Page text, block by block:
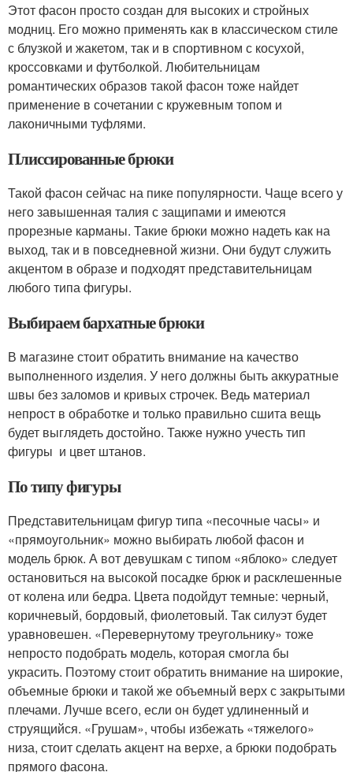
Этот фасон просто создан для высоких и стройных
модниц. Его можно применять как в классическом стиле
с блузкой и жакетом, так и в спортивном с косухой,
кроссовками и футболкой. Любительницам
романтических образов такой фасон тоже найдет
применение в сочетании с кружевным топом и
лаконичными туфлями.
Плиссированные брюки
Такой фасон сейчас на пике популярности. Чаще всего у
него завышенная талия с защипами и имеются
прорезные карманы. Такие брюки можно надеть как на
выход, так и в повседневной жизни. Они будут служить
акцентом в образе и подходят представительницам
любого типа фигуры.
Выбираем бархатные брюки
В магазине стоит обратить внимание на качество
выполненного изделия. У него должны быть аккуратные
швы без заломов и кривых строчек. Ведь материал
непрост в обработке и только правильно сшита вещь
будет выглядеть достойно. Также нужно учесть тип
фигуры и цвет штанов.
По типу фигуры
Представительницам фигур типа «песочные часы» и
«прямоугольник» можно выбирать любой фасон и
модель брюк. А вот девушкам с типом «яблоко» следует
остановиться на высокой посадке брюк и расклешенные
от колена или бедра. Цвета подойдут темные: черный,
коричневый, бордовый, фиолетовый. Так силуэт будет
уравновешен. «Перевернутому треугольнику» тоже
непросто подобрать модель, которая смогла бы
украсить. Поэтому стоит обратить внимание на широкие,
объемные брюки и такой же объемный верх с закрытыми
плечами. Лучше всего, если он будет удлиненный и
струящийся. «Грушам», чтобы избежать «тяжелого»
низа, стоит сделать акцент на верхе, а брюки подобрать
прямого фасона.